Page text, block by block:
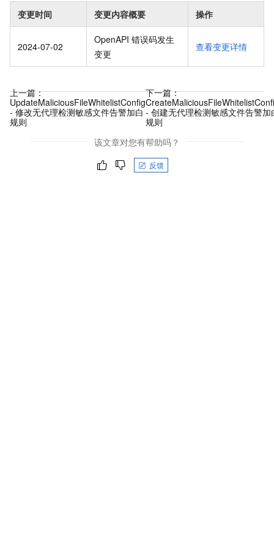
变更时间 变更内容概要 操作
2024-07-02
OpenAPI 错误码发生
变更
查看变更详情
上一篇：
UpdateMaliciousFileWhitelistConfig
- 修改无代理检测敏感文件告警加白
规则
下一篇：
- 创建无代理检测敏感文件告警加
规则
该文章对您有帮助吗？
反馈